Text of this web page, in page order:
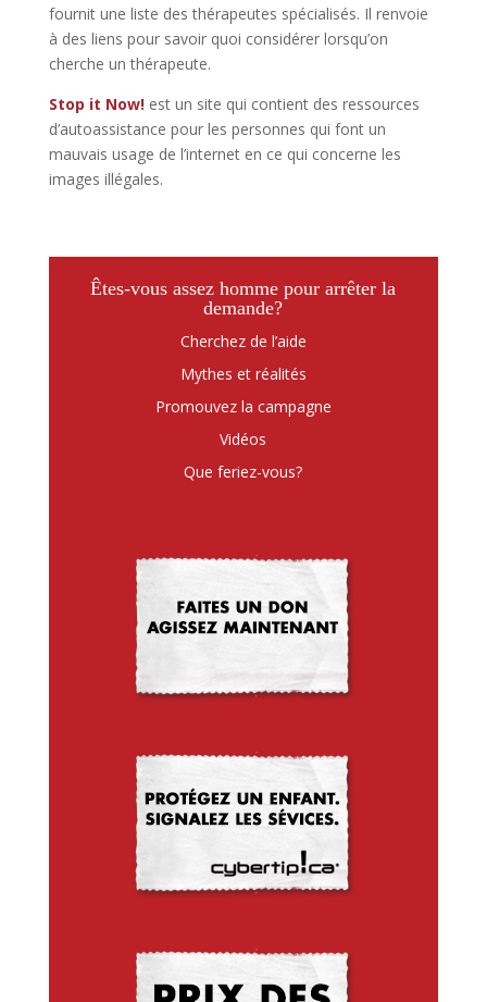
fournit une liste des thérapeutes spécialisés. Il renvoie
à des liens pour savoir quoi considérer lorsqu’on
cherche un thérapeute.
Stop it Now!est un site qui contient des ressources
d’autoassistance pour les personnes qui font un
mauvais usage de l’internet en ce qui concerne les
images illégales.
Êtes-vous assez homme pour arrêter la
demande?
Cherchez de l’aide
Mythes et réalités
Promouvez la campagne
Vidéos
Que feriez-vous?